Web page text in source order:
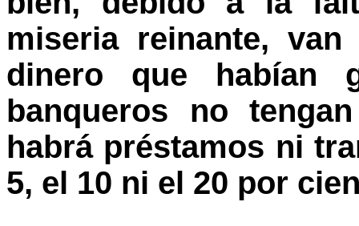
miseria reinante,
dinero que habían
banqueros no
habrá préstamos ni
5, el 10 ni el 20 por